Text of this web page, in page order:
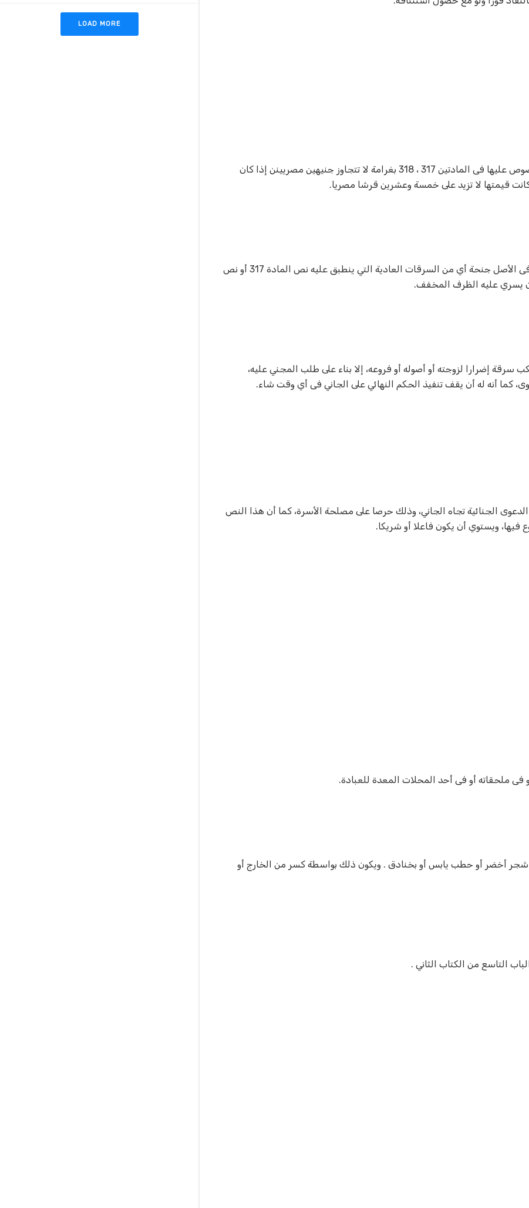
LOAD MORE
نصت المادة 319 عقوبات على أنه يجوز إبدال عقوبة الحبس المنصوص عليها فى المادتين 317 ، 318 بغرامة لا تتجاوز جنيهين مصريينن إذا كان
قيمتها لا تزيد على خمسة وعشرين قرشا مصريا.
كما تطبق المادة 319 من قانون العقوبات، فى حال يكون الفعل فى الأصل جنحة أي من السرقات العادية التي ينطبق عليه نص المادة 317 أو نص
كل من يرتكب سرقة إضرارا لزوجته أو أصوله أو فروعه، إلا بناء على طلب المجني عليه،
كما أنه له أن يقف تنفيذ الحكم النهائي على الجاني فى أي وقت شاء.
الجنائية تجاه الجاني، وذلك حرصا على مصلحة الأسرة، كما أن هذا النص
ويستوي أن يكون فاعلا أو شريكا.
أخضر أو حطب يابس أو بخنادق . ويكون ذلك بواسطة كسر من الخارج أو